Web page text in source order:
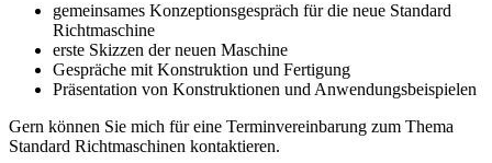
gemeinsames Konzeptionsgespräch für die neue Standard
Richtmaschine
erste Skizzen der neuen Maschine
Gespräche mit Konstruktion und Fertigung
Präsentation von Konstruktionen und Anwendungsbeispielen
Gern können Sie mich für eine Terminvereinbarung zum Thema
Standard Richtmaschinen kontaktieren.